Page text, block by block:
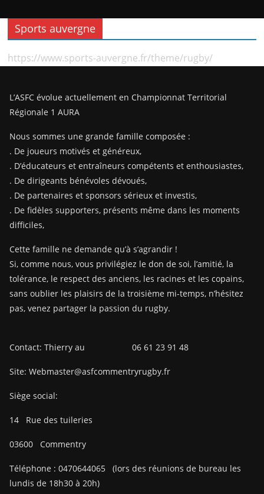
Sports auvergne
https://www.sports-auvergne.fr/theme/rugby/
L’ASFC évolue actuellement en Championnat Territorial
Régionale 1 AURA
Nous sommes une grande famille composée :
. De joueurs motivés et généreux,
. D’éducateurs et entraîneurs compétents et enthousiastes,
. De dirigeants bénévoles dévoués,
. De partenaires et sponsors sérieux et investis,
. De fidèles supporters, présents même dans les moments
difficiles,
Cette famille ne demande qu’à s’agrandir !
Si, comme nous, vous privilégiez le don de soi, l’amitié, la
tolérance, le respect des anciens, les racines et les copains,
sans oublier les plaisirs de la troisième mi-temps, n’hésitez
pas, venez partager la passion du rugby.
Contact: Thierry au 06 61 23 91 48
Site: Webmaster@asfcommentryrugby.fr
Siège social:
14 Rue des tuileries
03600 Commentry
Téléphone : 0470644065
(lors des réunions de bureau les
lundis de 18h30 à 20h)